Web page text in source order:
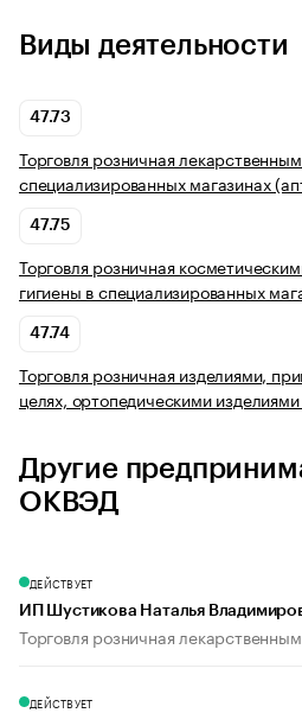
Виды деятельности
47.73
Торговля розничная
специализированных магазинах
47.75
Торговля розничная
гигиены в специализированных
47.74
Торговля розничная изделиями,
целях, ортопедическими
Другие
ОКВЭД
ДЕЙСТВУЕТ
ИП Шустикова Наталья
Торговля розничная
ДЕЙСТВУЕТ